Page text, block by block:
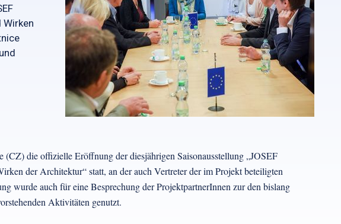
Wirken
die offizielle Eröffnung der diesjährigen Saisonausstellung „JOSEF
der Architektur“ statt, an der auch Vertreter der im Projekt beteiligten
wurde auch für eine Besprechung der ProjektpartnerInnen zur den bislang
Aktivitäten genutzt.